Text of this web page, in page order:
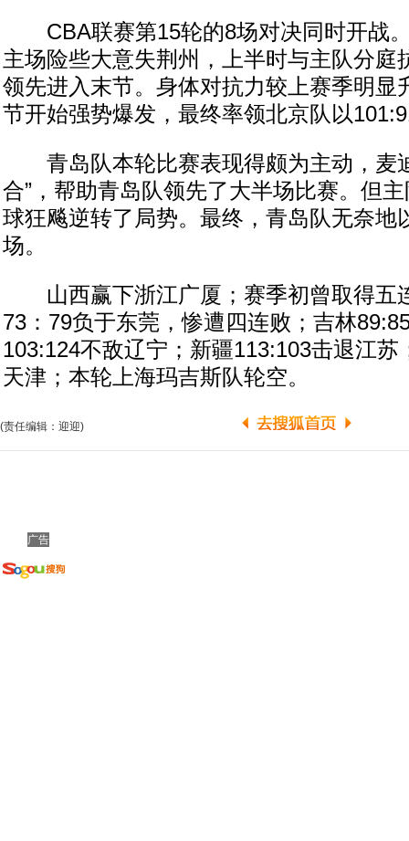
CBA联赛第15轮的8场对决同时开战
主场险些大意失荆州，上半时与主队分庭
领先进入末节。身体对抗力较上赛季明显
节开始强势爆发，最终率领北京队以
青岛队本轮比赛表现得颇为主动，麦
合”，帮助青岛队领先了大半场比赛。但
球狂飚逆转了局势。最终，青岛队无奈地
场。
山西赢下浙江广厦；赛季初曾取得五
73：79负于东莞，惨遭四连败；吉林
103:124不敌辽宁；新疆113:103击退江苏
天津；本轮上海玛吉斯队轮空。
(责任编辑：迎迎)
广告